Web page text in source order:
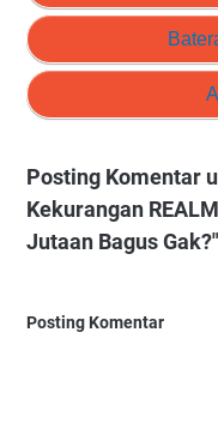
Posting Komentar
Kekurangan
Jutaan Bagus Gak?"
Posting Komentar